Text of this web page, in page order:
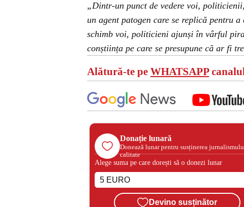
„Dintr-un punct de vedere voi,
un agent patogen care se replică pentru
schimb voi, politicieni ajunși în vârful
conștiința pe care se presupune că ar fi
Alătură-te pe WHATSAPP
Donație lunară
Donează lunar pentru susținerea
calitate
Alege suma pe care dorești să o donezi lunar
Devino susținător